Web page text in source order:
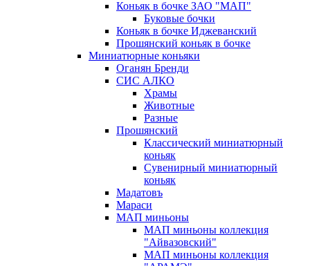
Коньяк в бочке ЗАО "МАП"
Буковые бочки
Коньяк в бочке Иджеванский
Прошянский коньяк в бочке
Миниатюрные коньяки
Оганян Бренди
СИС АЛКО
Храмы
Животные
Разные
Прошянский
Классический миниатюрный
коньяк
Сувенирный миниатюрный
коньяк
Мадатовъ
Мараси
МАП миньоны
МАП миньоны коллекция
"Айвазовский"
МАП миньоны коллекция